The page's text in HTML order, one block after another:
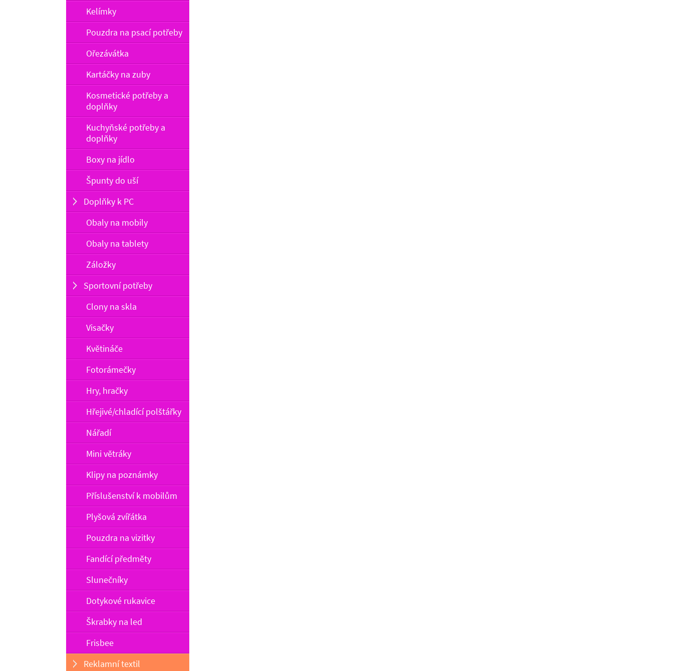
Kelímky
Pouzdra na psací potřeby
Ořezávátka
Kartáčky na zuby
Kosmetické potřeby a
doplňky
Kuchyňské potřeby a
doplňky
Boxy na jídlo
Špunty do uší
Doplňky k PC
Obaly na mobily
Obaly na tablety
Záložky
Sportovní potřeby
Clony na skla
Visačky
Květináče
Fotorámečky
Hry, hračky
Hřejivé/chladící polštářky
Nářadí
Mini větráky
Klipy na poznámky
Příslušenství k mobilům
Plyšová zvířátka
Pouzdra na vizitky
Fandící předměty
Slunečníky
Dotykové rukavice
Škrabky na led
Frisbee
Reklamní textil